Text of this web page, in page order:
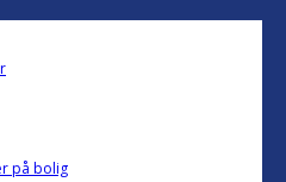
på bolig